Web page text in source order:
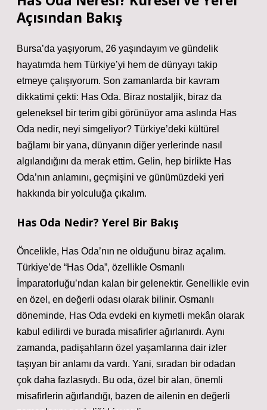
Açısından Bakış
Bursa’da yaşıyorum, 26 yaşındayım ve gündelik
hayatımda hem Türkiye’yi hem de dünyayı takip
etmeye çalışıyorum. Son zamanlarda bir kavram
dikkatimi çekti: Has Oda. Biraz nostaljik, biraz da
geleneksel bir terim gibi görünüyor ama aslında Has
Oda nedir, neyi simgeliyor? Türkiye’deki kültürel
bağlamı bir yana, dünyanın diğer yerlerinde nasıl
algılandığını da merak ettim. Gelin, hep birlikte Has
Oda’nın anlamını, geçmişini ve günümüzdeki yeri
hakkında bir yolculuğa çıkalım.
Has Oda Nedir? Yerel Bir Bakış
Öncelikle, Has Oda’nın ne olduğunu biraz açalım.
Türkiye’de “Has Oda”, özellikle Osmanlı
İmparatorluğu’ndan kalan bir gelenektir. Genellikle evin
en özel, en değerli odası olarak bilinir. Osmanlı
döneminde, Has Oda evdeki en kıymetli mekân olarak
kabul edilirdi ve burada misafirler ağırlanırdı. Aynı
zamanda, padişahların özel yaşamlarına dair izler
taşıyan bir anlamı da vardı. Yani, sıradan bir odadan
çok daha fazlasıydı. Bu oda, özel bir alan, önemli
misafirlerin ağırlandığı, bazen de ailenin en değerli